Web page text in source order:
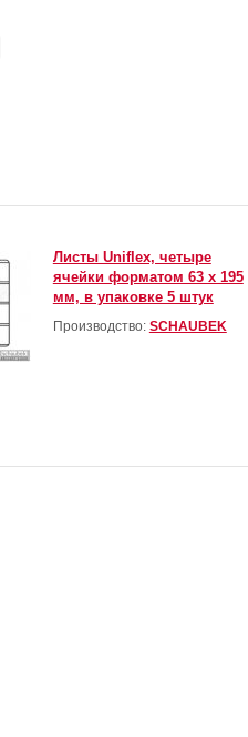
Листы Uniflex, четыре
ячейки форматом 63 х 195
мм, в упаковке 5 штук
Производство: SCHAUBEK